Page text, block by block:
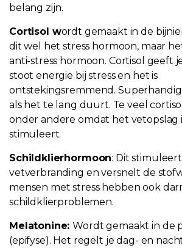
belang zijn.
Cortisol wordt gemaakt in de
dit wel het stress hormoon, maar
anti-stress hormoon. Cortisol geeft
stoot energie bij stress en het is
ontstekingsremmend.
als het te lang duurt. Te veel
onder andere omdat het vetopslag
stimuleert.
Schildklierhormoon: Dit
vetverbranding en versnelt de
mensen met stress hebben ook
schildklierproblemen.
Melatonine:Wordt gemaakt in de
(epifyse). Het regelt je dag- en